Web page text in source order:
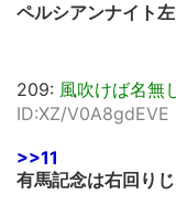
ペルシアンナイト
209: 風吹けば名無
ID:XZ/V0A8gdEVE
>>11
有馬記念は右回り